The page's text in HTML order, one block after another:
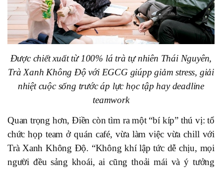
Được chiết xuất từ 100% lá trà tự nhiên Thái Nguyên,
Trà Xanh Không Độ với EGCG giúpp giảm stress, giải
nhiệt cuộc sống trước áp lực học tập hay deadline
teamwork
Quan trọng hơn, Điền còn tìm ra một “bí kíp” thú vị: tổ
chức họp team ở quán café, vừa làm việc vừa chill với
Trà Xanh Không Độ. “Không khí lập tức dễ chịu, mọi
người đều sảng khoái, ai cũng thoải mái và ý tưởng